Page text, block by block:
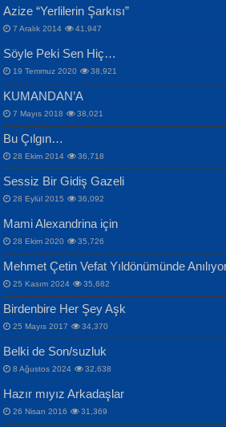
VAHDETTİN YİĞİTCAN
Samimiyet Nedir?...
İPEK ACAR SERT
Gazze’nin Şecaati, Ümmetin
MAHMUT GÜRBÜZ
İbrahim Olmak ve Bitirebilmek...
Bülent Sağlam
Mescid-i Aksâ Üstüne Ay!...
Selahattin Yıldız
İdrakimle Üşürken...
Songül Özel
Mahzen...
Otuz Beş Yaş Şiiri...
ERDEM BAYAZIT
Sana, Bana, Vatanıma, Ülkemin
İnsanlarına Dair...
NAZIM HİKMET RAN
Bir Cezaevinde, Tecritteki Adamın
Mektupları...
Azize “Yerlilerin Şarkısı”
7 Aralık 2014 41,947
Söyle Peki Sen Hiç…
19 Temmuz 2020 38,921
KUMANDAN’A
7 Mayıs 2018 38,021
Bu Çılgın…
28 Ekim 2014 36,718
Sessiz Bir Gidiş Gazeli
28 Eylül 2015 36,092
Mami Alexandrina için
28 Ekim 2020 35,726
Mehmet Çetin Vefat Yıldönümünde
25 Kasım 2024 35,682
Birdenbire Her Şey Aşk
25 Mayıs 2017 34,370
Belki de Son/suzluk
8 Ağustos 2024 32,638
Hazır mıyız Arkadaşlar
26 Nisan 2016 31,369